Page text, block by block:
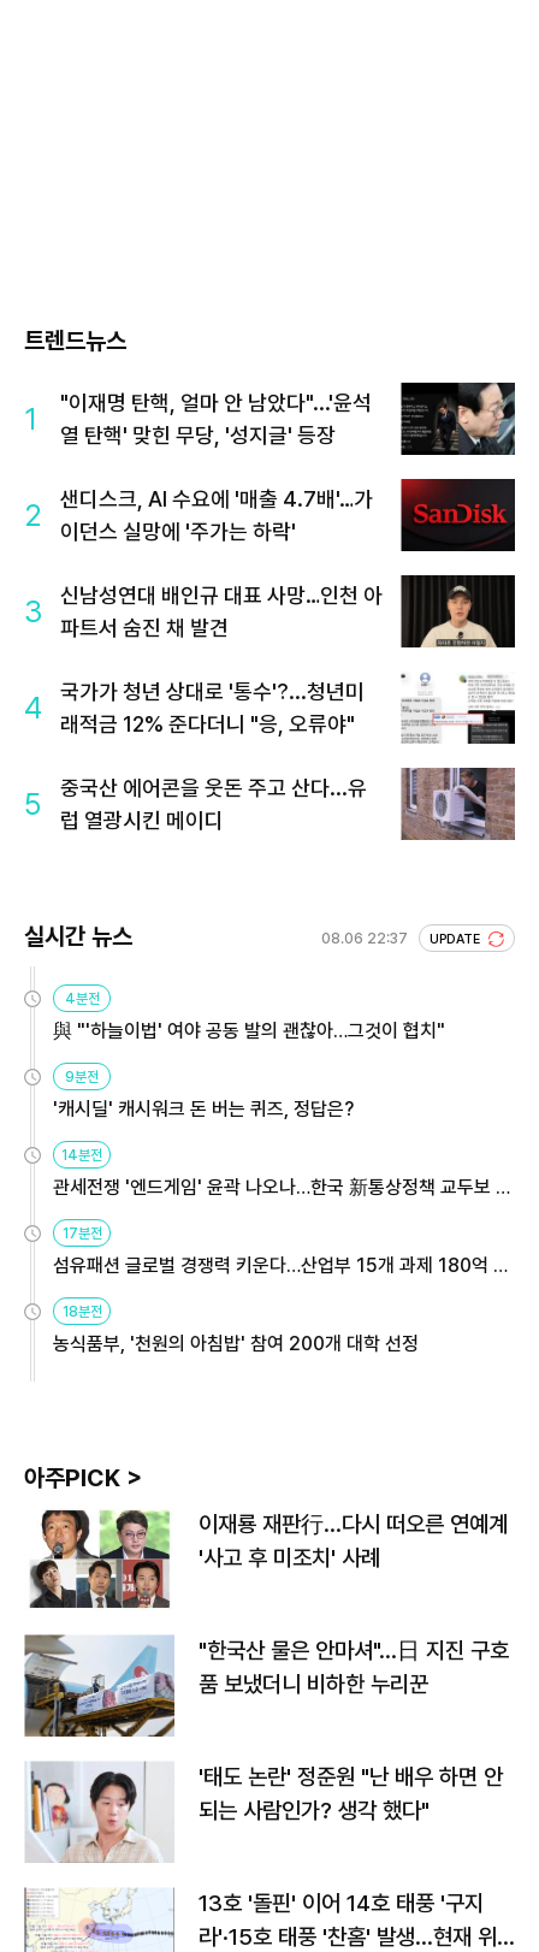
트렌드뉴스
1
"이재명 탄핵, 얼마 안 남았다"...'윤석
열 탄핵' 맞힌 무당, '성지글' 등장
2
샌디스크, AI 수요에 '매출 4.7배'…가
이던스 실망에 '주가는 하락'
3
신남성연대 배인규 대표 사망…인천 아
파트서 숨진 채 발견
4
국가가 청년 상대로 '통수'?...청년미
래적금 12% 준다더니 "응, 오류야"
5
중국산 에어콘을 웃돈 주고 산다...유
럽 열광시킨 메이디
실시간 뉴스 08.06 22:37 UPDATE
4분전
與 "'하늘이법' 여야 공동 발의 괜찮아…그것이 협치"
9분전
'캐시딜' 캐시워크 돈 버는 퀴즈, 정답은?
14분전
관세전쟁 '엔드게임' 윤곽 나오나…한국 新통상정책 교두보 활
용해야
17분전
섬유패션 글로벌 경쟁력 키운다…산업부 15개 과제 180억 지
원
18분전
농식품부, '천원의 아침밥' 참여 200개 대학 선정
아주PICK >
이재룡 재판行…다시 떠오른 연예계
'사고 후 미조치' 사례
"한국산 물은 안마셔"…日 지진 구호
품 보냈더니 비하한 누리꾼
'태도 논란' 정준원 "난 배우 하면 안
되는 사람인가? 생각 했다"
13호 '돌핀' 이어 14호 태풍 '구지
라'·15호 태풍 '찬홈' 발생…현재 위